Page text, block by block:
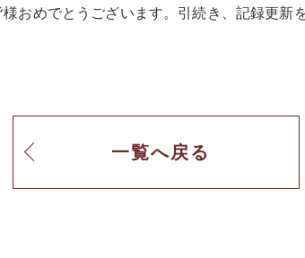
おめでとうございます。引続き、記録更新
一覧へ戻る